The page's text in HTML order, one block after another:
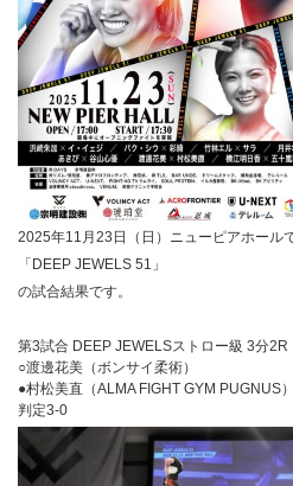
2025年11月23日（日）ニューピアホール
「DEEP JEWELS 51」
の試合結果です。
第3試合 DEEP JEWELSストロー級 3分
○渡邊花美（ボンサイ柔術）
●村松美直（ALMA FIGHT GYM PUGNUS）
判定3-0